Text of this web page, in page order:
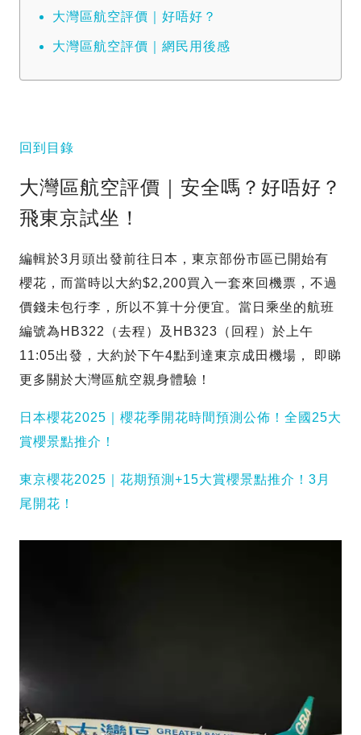
大灣區航空評價｜好唔好？
大灣區航空評價｜網民用後感
回到目錄
大灣區航空評價｜安全嗎？好唔好？
飛東京試坐！
編輯於3月頭出發前往日本，東京部份市區已開始有
櫻花，而當時以大約$2,200買入一套來回機票，不過
價錢未包行李，所以不算十分便宜。當日乘坐的航班
編號為HB322（去程）及HB323（回程）於上午
11:05出發，大約於下午4點到達東京成田機場， 即睇
更多關於大灣區航空親身體驗！
日本櫻花2025｜櫻花季開花時間預測公佈！全國25大
賞櫻景點推介！
東京櫻花2025｜花期預測+15大賞櫻景點推介！3月
尾開花！